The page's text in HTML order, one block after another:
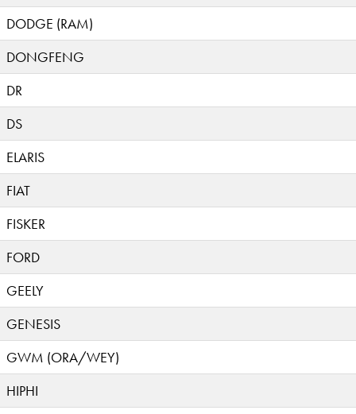
DODGE (RAM)
DONGFENG
DR
DS
ELARIS
FIAT
FISKER
FORD
GEELY
GENESIS
GWM (ORA/WEY)
HIPHI